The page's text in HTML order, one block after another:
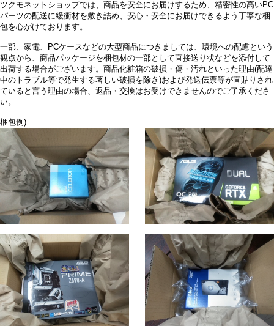
ツクモネットショップでは、商品を安全にお届けするため、精密性の高いPC
パーツの配送に緩衝材を敷き詰め、安心・安全にお届けできるよう丁寧な梱
包を心がけております。
一部、家電、PCケースなどの大型商品につきましては、環境への配慮という
観点から、商品パッケージを梱包材の一部として直接送り状などを添付して
出荷する場合がございます。商品化粧箱の破損・傷・汚れといった理由(配達
中のトラブル等で発生する著しい破損を除き)および発送伝票等が直貼りされ
ていると言う理由の場合、返品・交換はお受けできませんのでご了承くださ
い。
梱包例)